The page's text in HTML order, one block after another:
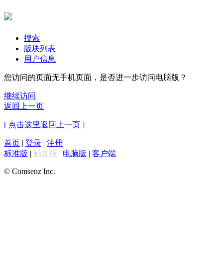
搜索
版块列表
用户信息
您访问的页面无手机页面，是否进一步访问电脑版？
继续访问
返回上一页
[ 点击这里返回上一页 ]
首页 | 登录 | 注册
标准版 | 触屏版 | 电脑版 | 客户端
© Comsenz Inc.